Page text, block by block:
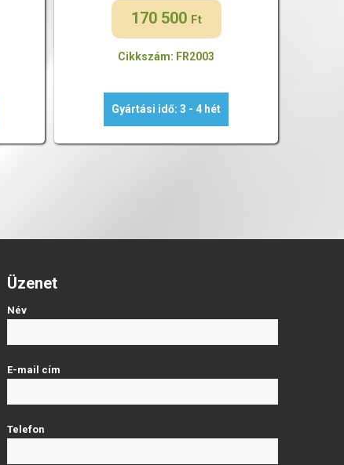
170 500 Ft
Cikkszám: FR2003
Gyártási idő: 3 - 4 hét
Üzenet
Név
E-mail cím
Telefon